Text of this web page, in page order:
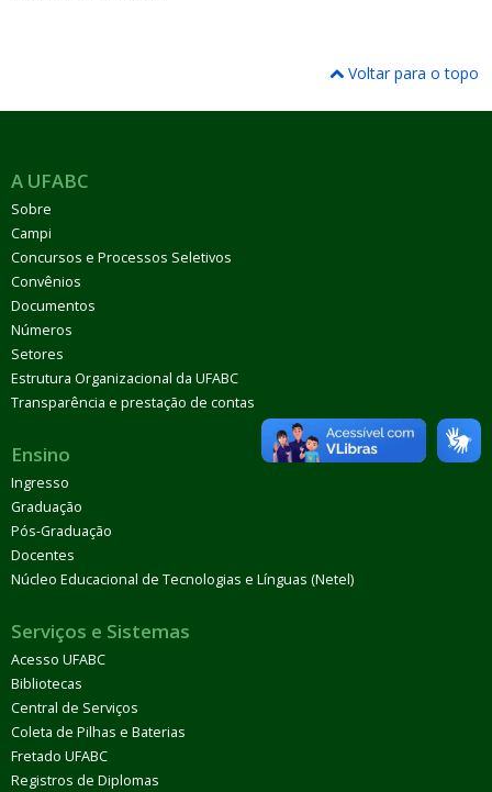
Voltar para o topo
A UFABC
Sobre
Campi
Concursos e Processos Seletivos
Convênios
Documentos
Números
Setores
Estrutura Organizacional da UFABC
Transparência e prestação de contas
Ensino
Ingresso
Graduação
Pós-Graduação
Docentes
Núcleo Educacional de Tecnologias e Línguas (Netel)
Serviços e Sistemas
Acesso UFABC
Bibliotecas
Central de Serviços
Coleta de Pilhas e Baterias
Fretado UFABC
Registros de Diplomas